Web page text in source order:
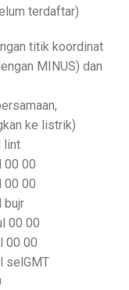
terdaftar)
titik koordinat
MINUS) dan
ke listrik)
lint
00 00
00 00
bujr
00 00
00 00
selGMT